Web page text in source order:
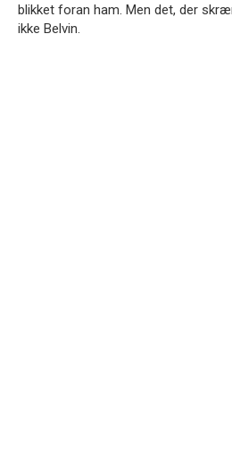
blikket foran ham. Men det, der
ikke Belvin.